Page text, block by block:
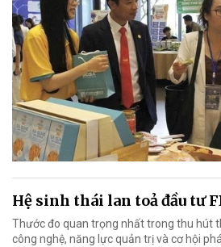
Hệ sinh thái lan toả đầu tư
Thước đo quan trọng nhất trong thu hút
công nghệ, năng lực quản trị và cơ hội